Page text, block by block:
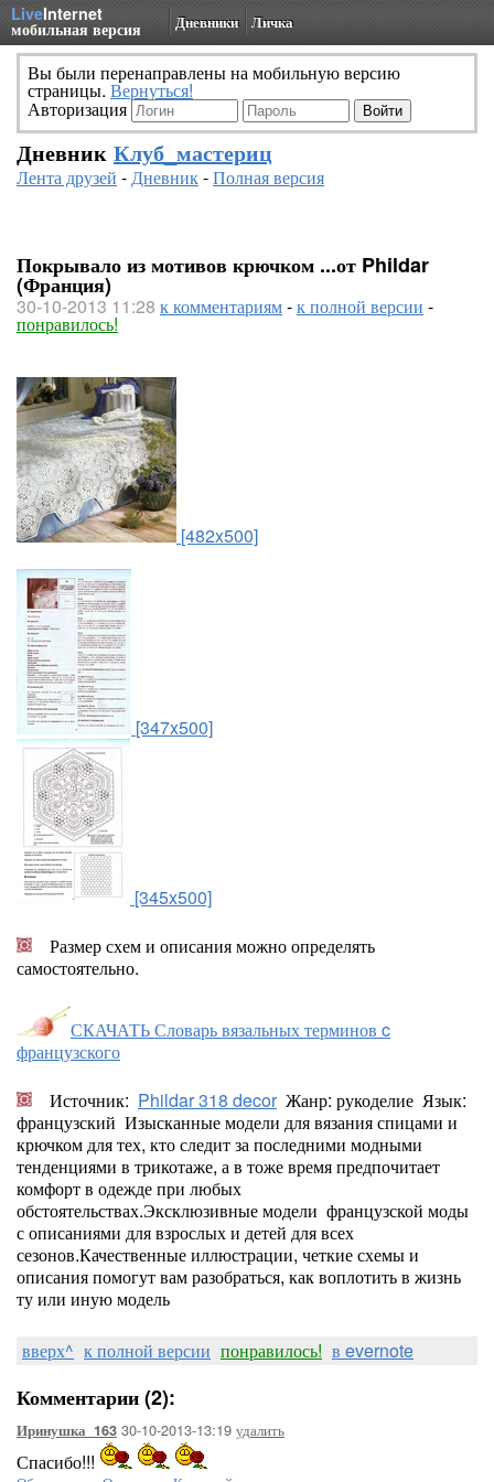
LiveInternet
мобильная версия Дневники Личка
Вы были перенаправлены на мобильную версию
страницы. Вернуться!
Авторизация
Дневник Клуб_мастериц
Лента друзей -Дневник-Полная версия
Покрывало из мотивов крючком ...от Phildar
(Франция)
30-10-2013 11:28 к комментариям-к полной версии -
понравилось!
[482x500]
[347x500]
[345x500]
Размер схем и описания можно определять
самостоятельно.
СКАЧАТЬ Словарь вязальных терминов c
французского
Источник: Phildar 318 decorЖанр: рукоделие Язык:
французский Изысканные модели для вязания спицами и
крючком для тех, кто следит за последними модными
тенденциями в трикотаже, а в тоже время предпочитает
комфорт в одежде при любых
обстоятельствах.Эксклюзивные модели французской моды
с описаниями для взрослых и детей для всех
сезонов.Качественные иллюстрации, четкие схемы и
описания помогут вам разобраться, как воплотить в жизнь
ту или иную модель
вверх^ к полной версии понравилось! в evernote
Комментарии (2):
Иринушка_163 30-10-2013-13:19 удалить
Спасибо!!!